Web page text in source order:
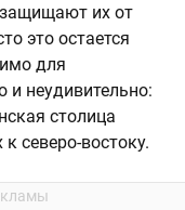
их от
это остается
для
и неудивительно:
столица
северо-востоку.